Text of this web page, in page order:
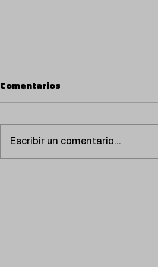
Comentarios
Escribir un comentario...